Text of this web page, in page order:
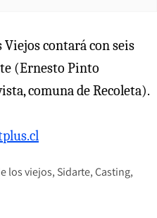
Viejos contará con seis
(Ernesto Pinto
comuna de Recoleta).
los viejos Sidarte Casting